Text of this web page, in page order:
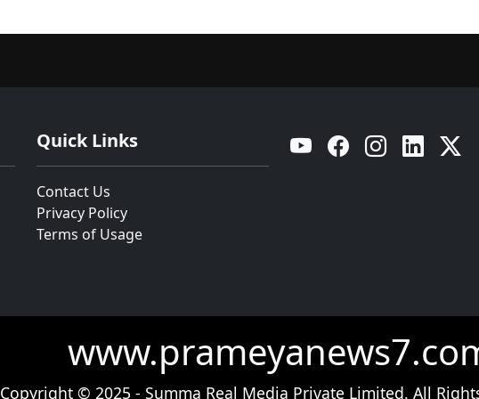
Quick Links
Contact Us
Privacy Policy
Terms of Usage
YouTube Facebook Instagram Linkedin
Copyright © 2025 - Summa Real Media Private Limited. All